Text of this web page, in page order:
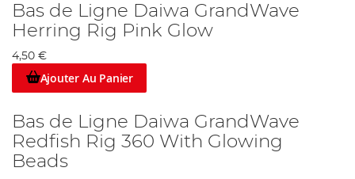
Bas de Ligne Daiwa GrandWave
Herring Rig Pink Glow
4,50 €
Ajouter Au Panier
Bas de Ligne Daiwa GrandWave
Redfish Rig 360 With Glowing
Beads